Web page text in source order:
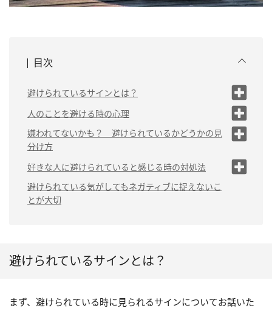
目次
避けられているサインとは？
（1）素っ気ない態度を取られる
（2）急に連絡頻度が減った
（3）やりとりを終わらせる方向に持ってい
かれる
（4）なんだか気まずそうにされる
（5）自分にだけ態度が違う
人のことを避ける時の心理
（1）嫌悪や軽蔑
（2）これ以上負担を増やしたく
ない
（3）1対1が苦手
（4）後ろめたいことがある
嫌われてないかも？ 避けられているかどうかの見
分け方
（1）話し掛けたら普通に対応してく
れる
（2）周りの人にも同じ態度を取って
いる
好きな人に避けられていると感じる時の対処法
（1）憶測で決めつけない
（2）思い切って相手に理由を
避けられている気がしてもネガティブに捉えないこ
とが大切
避けられているサインとは？
まず、避けられている時に見られるサインについてお話いた